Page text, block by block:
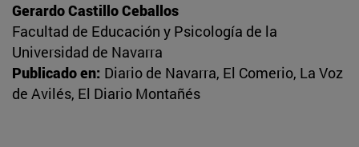
Gerardo Castillo Ceballos
Facultad de Educación y Psicología de la
Universidad de Navarra
Publicado en: Diario de Navarra, El Comerio, La Voz
de Avilés, El Diario Montañés